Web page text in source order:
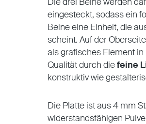
eingesteckt, sodass ein
Beine eine Einheit, die
scheint. Auf der
als grafisches Element
Qualität durch diefeine
konstruktiv wie
Die Platte ist aus 4 mm
widerstandsfähigen